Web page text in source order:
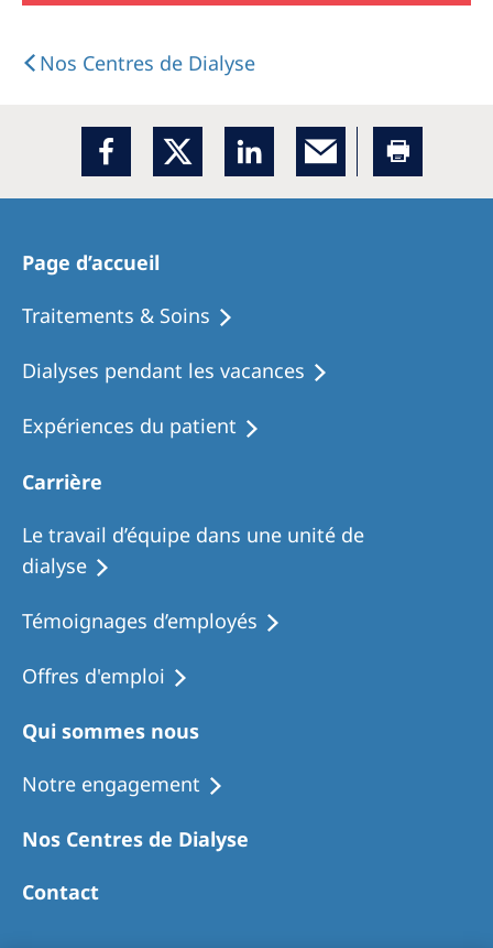
Nos Centres de Dialyse
Page d’accueil
Traitements & Soins
Dialyses pendant les vacances
Expériences du patient
Carrière
Le travail d’équipe dans une unité de
dialyse
Témoignages d’employés
Offres d'emploi
Qui sommes nous
Notre engagement
Nos Centres de Dialyse
Contact